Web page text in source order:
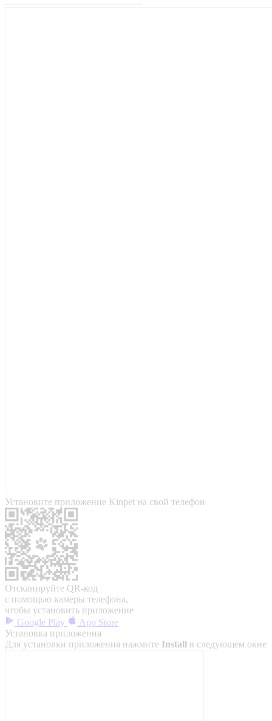
Установите приложение Kinpet на свой телефон
Отсканируйте QR-код
с помощью камеры телефона,
чтобы установить приложение
Google Play
App Store
Установка приложения
Для установки приложения нажмите Install в следующем окне